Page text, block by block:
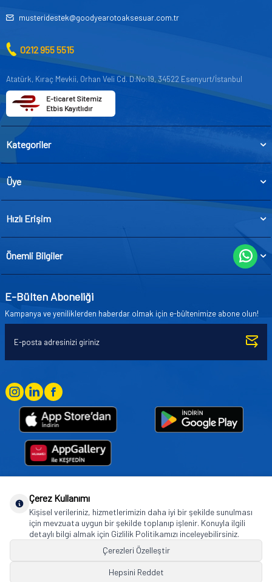
musteridestek@goodyearotoaksesuar.com.tr
0212 955 5515
Atatürk, Kıraç Mevkii, Orhan Veli Cd. D:No:19, 34522 Esenyurt/İstanbul
E-ticaret Sitemiz
Etbis Kayıtlıdır
Kategoriler
Üye
Hızlı Erişim
Önemli Bilgiler
E-Bülten Aboneliği
Kampanya ve yeniliklerden haberdar olmak için e-bültenimize abone olun!
Goodyear (and Winged Foot Design) are trademarks of or licensed to The Goodyear
Tire & Rubber Company used under license by Basbug Group Company,
Istanbul/Türkiye. © 2026 The Goodyear Tire & Rubber Company.
Çerez Kullanımı
Kişisel verileriniz, hizmetlerimizin daha iyi bir şekilde sunulması
için mevzuata uygun bir şekilde toplanıp işlenir. Konuyla ilgili
detaylı bilgi almak için Gizlilik Politikamızı inceleyebilirsiniz.
Çerezleri Özelleştir
Hepsini Reddet